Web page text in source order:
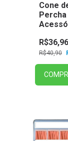
Cone
Percha
R$40,90
R$36,96